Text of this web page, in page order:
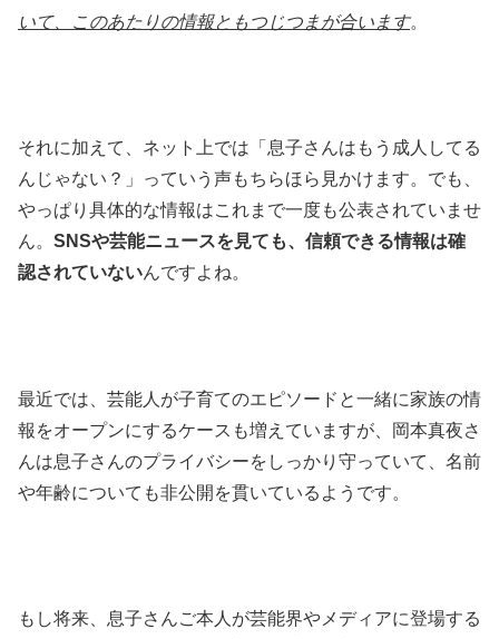
いて、このあたりの情報ともつじつまが合います。
それに加えて、ネット上では「息子さんはもう成人してる
んじゃない？」っていう声もちらほら見かけます。でも、
やっぱり具体的な情報はこれまで一度も公表されていませ
ん。 SNSや芸能ニュースを見ても、信頼できる情報は確
認されていないんですよね。
最近では、芸能人が子育てのエピソードと一緒に家族の情
報をオープンにするケースも増えていますが、岡本真夜さ
んは息子さんのプライバシーをしっかり守っていて、名前
や年齢についても非公開を貫いているようです。
もし将来、息子さんご本人が芸能界やメディアに登場する